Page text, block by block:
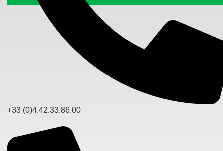
+33 (0)4.42.33.86.00